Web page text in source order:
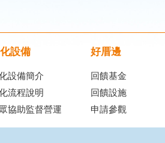
設備
設備簡介
流程說明
協助監督營運
好厝邊
回饋基金
回饋設施
申請參觀